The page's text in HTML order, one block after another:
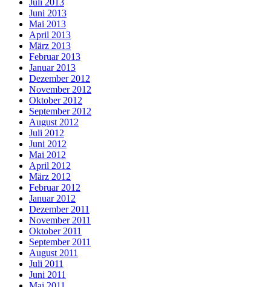
Juli 2013
Juni 2013
Mai 2013
April 2013
März 2013
Februar 2013
Januar 2013
Dezember 2012
November 2012
Oktober 2012
September 2012
August 2012
Juli 2012
Juni 2012
Mai 2012
April 2012
März 2012
Februar 2012
Januar 2012
Dezember 2011
November 2011
Oktober 2011
September 2011
August 2011
Juli 2011
Juni 2011